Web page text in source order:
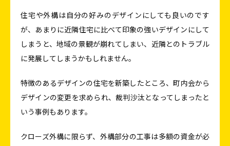
住宅や外構は自分の好みのデザインにしても良いのです
が、あまりに近隣住宅に比べて印象の強いデザインにして
しまうと、地域の景観が崩れてしまい、近隣とのトラブル
に発展してしまうかもしれません。
特徴のあるデザインの住宅を新築したところ、町内会から
デザインの変更を求められ、裁判沙汰となってしまったと
いう事例もあります。
クローズ外構に限らず、外構部分の工事は多額の資金が必